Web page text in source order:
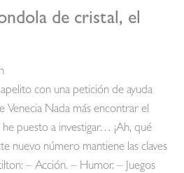
de cristal, el
con una petición de ayuda
Nada más encontrar el
puesto a investigar… ¡Ah, qué
nuevo número mantiene las claves
– Acción. – Humor. – Juegos